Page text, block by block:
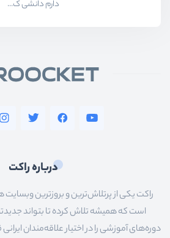
دارم دانشی ک...
درباره راکت
راکت یکی از پرتلاش‌ترین و بروزترین
است که همیشه تلاش کرده تا بتواند
دوره‌های آموزشی را در اختیار علاقه‌مندان